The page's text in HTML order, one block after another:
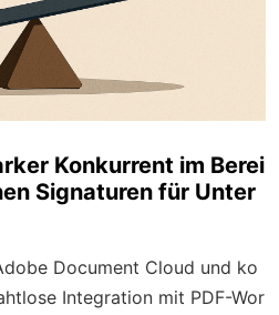
Konkurrent im Berei
Signaturen für Unter
Document Cloud und ko
Integration mit PDF-Wor